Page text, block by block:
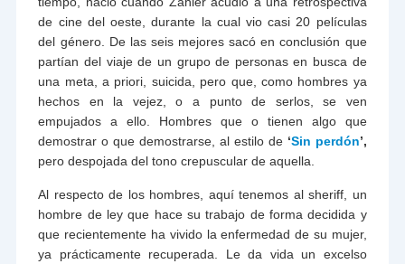
de cine del oeste, durante la cual vio casi 20 películas
del género. De las seis mejores sacó en conclusión que
partían del viaje de un grupo de personas en busca de
una meta, a priori, suicida, pero que, como hombres ya
hechos en la vejez, o a punto de serlos, se ven
empujados a ello. Hombres que o tienen algo que
demostrar o que demostrarse, al estilo de ‘Sin perdón’,
pero despojada del tono crepuscular de aquella.
Al respecto de los hombres, aquí tenemos al sheriff, un
hombre de ley que hace su trabajo de forma decidida y
que recientemente ha vivido la enfermedad de su mujer,
ya prácticamente recuperada. Le da vida un excelso